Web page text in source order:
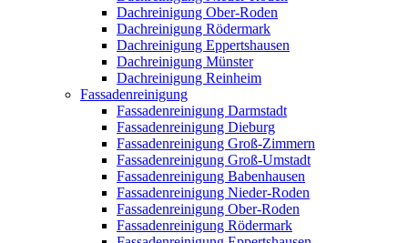
Dachreinigung Ober-Roden
Dachreinigung Rödermark
Dachreinigung Eppertshausen
Dachreinigung Münster
Dachreinigung Reinheim
Fassadenreinigung
Fassadenreinigung Darmstadt
Fassadenreinigung Dieburg
Fassadenreinigung Groß-Zimmern
Fassadenreinigung Groß-Umstadt
Fassadenreinigung Babenhausen
Fassadenreinigung Nieder-Roden
Fassadenreinigung Ober-Roden
Fassadenreinigung Rödermark